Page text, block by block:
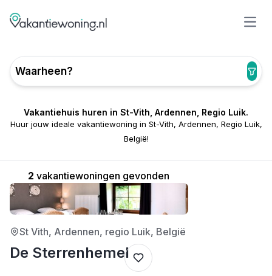
Waarheen?
Vakantiehuis huren in St-Vith, Ardennen, Regio Luik.
Huur jouw ideale vakantiewoning in St-Vith, Ardennen, Regio Luik,
België!
2 vakantiewoningen gevonden
3/5
St Vith, Ardennen, regio Luik, België
De Sterrenhemel